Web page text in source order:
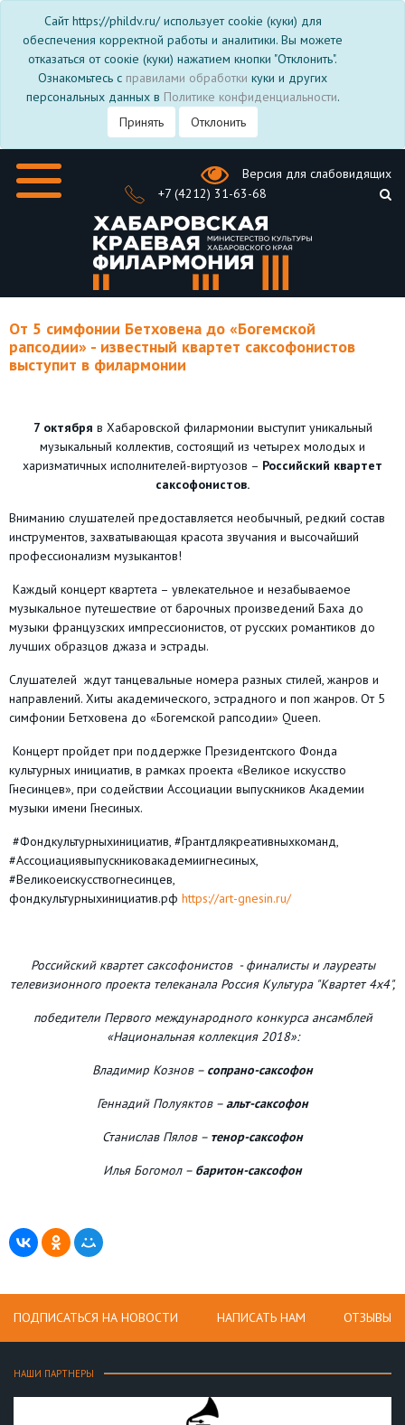
Сайт https://phildv.ru/ использует cookie (куки) для
обеспечения корректной работы и аналитики. Вы можете
отказаться от соокіе (куки) нажатием кнопки "Отклонить".
Ознакомьтесь с правилами обработки куки и других
персональных данных в Политике конфиденциальности.
Принять
Отклонить
Версия для слабовидящих
+7 (4212) 31-63-68
От 5 симфонии Бетховена до «Богемской
рапсодии» - известный квартет саксофонистов
выступит в филармонии
7 октября в Хабаровской филармонии выступит уникальный
музыкальный коллектив, состоящий из четырех молодых и
харизматичных исполнителей-виртуозов – Российский квартет
саксофонистов.
Вниманию слушателей предоставляется необычный, редкий состав
инструментов, захватывающая красота звучания и высочайший
профессионализм музыкантов!
Каждый концерт квартета – увлекательное и незабываемое
музыкальное путешествие от барочных произведений Баха до
музыки французских импрессионистов, от русских романтиков до
лучших образцов джаза и эстрады.
Слушателей ждут танцевальные номера разных стилей, жанров и
направлений. Хиты академического, эстрадного и поп жанров. От 5
симфонии Бетховена до «Богемской рапсодии» Queen.
Концерт пройдет при поддержке Президентского Фонда
культурных инициатив, в рамках проекта «Великое искусство
Гнесинцев», при содействии Ассоциации выпускников Академии
музыки имени Гнесиных.
#Фондкультурныхинициатив, #Грантдлякреативныхкоманд,
#Ассоциациявыпускниковакадемиигнесиных,
#Великоеискусствогнесинцев,
фондкультурныхинициатив.рф https://art-gnesin.ru/
Российский квартет саксофонистов- финалисты и лауреаты
телевизионного проекта телеканала Россия Культура "Квартет 4х4",
победители Первого международного конкурса ансамблей
«Национальная коллекция 2018»:
Владимир Кознов – сопрано-саксофон
Геннадий Полуяктов –альт-саксофон
Станислав Пялов – тенор-саксофон
Илья Богомол – баритон-саксофон
ПОДПИСАТЬСЯ НА НОВОСТИ НАПИСАТЬ НАМ ОТЗЫВЫ
НАШИ ПАРТНЕРЫ